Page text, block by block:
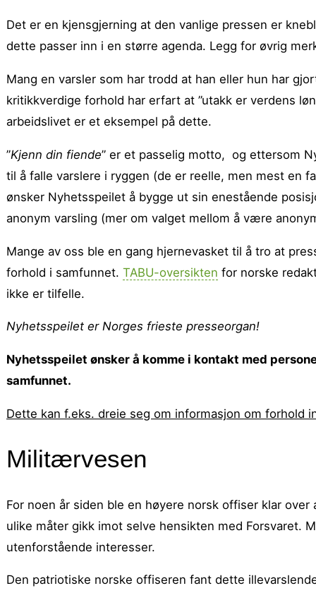
Det er en kjensgjerning at den vanlige pressen er
dette passer inn i en større agenda. Legg for øvrig
Mang en varsler som har trodd at han eller hun har
kritikkverdige forhold har erfart at ”utakk er verdens
arbeidslivet er et eksempel på dette.
”Kjenn din fiende” er et passelig motto, og ettersom
til å falle varslere i ryggen (de er reelle, men mest en
ønsker Nyhetsspeilet å bygge ut sin enestående
anonym varsling (mer om valget mellom å være
Mange av oss ble en gang hjernevasket til å tro at
forhold i samfunnet. TABU-oversikten for norske
ikke er tilfelle.
Nyhetsspeilet er Norges frieste presseorgan!
Nyhetsspeilet ønsker å komme i kontakt med
samfunnet.
Dette kan f.eks. dreie seg om informasjon om forhold
Militærvesen
For noen år siden ble en høyere norsk offiser klar
ulike måter gikk imot selve hensikten med Forsvaret.
utenforstående interesser.
Den patriotiske norske offiseren fant dette